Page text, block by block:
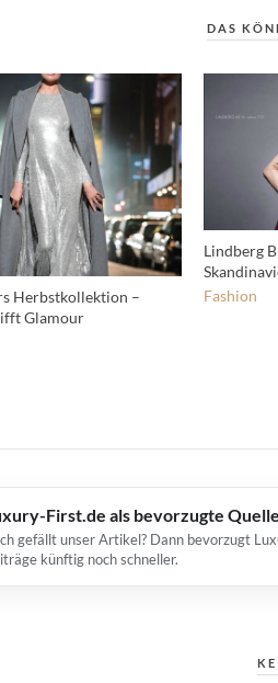
DAS
Herbstkollektion –
Glamour
Lindberg
Fashion
First.de als bevorzugte
gefällt unser Artikel? Dann bevorzugt
künftig noch schneller.